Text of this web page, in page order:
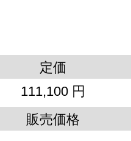
定価
111,100 円
販売価格